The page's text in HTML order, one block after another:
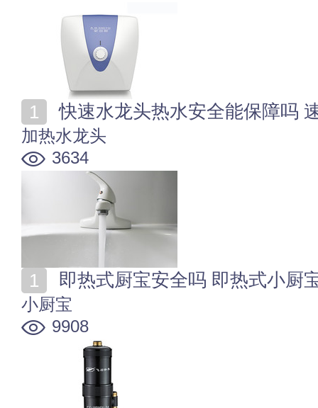
快速水龙头热水安全能保障吗
加热水龙头
3634
即热式厨宝安全吗 即热式小厨
小厨宝
9908